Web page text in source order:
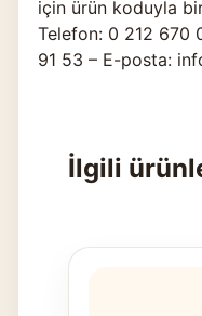
için ürün koduyla
Telefon: 0 212 670
91 53 – E-posta:
İlgili